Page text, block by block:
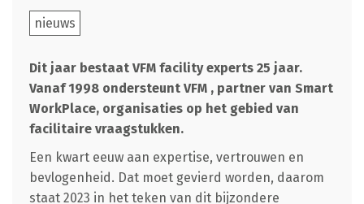
nieuws
Dit jaar bestaat VFM facility experts 25 jaar.
Vanaf 1998 ondersteunt VFM , partner van Smart
WorkPlace, organisaties op het gebied van
facilitaire vraagstukken.
Een kwart eeuw aan expertise, vertrouwen en
bevlogenheid. Dat moet gevierd worden, daarom
staat 2023 in het teken van dit bijzondere